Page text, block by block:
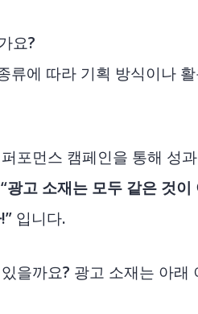
요?
류에 따라 기획 방식이나
포먼스 캠페인을 통해 성
“광고 소재는 모두 같은 것
입니다.
을까요? 광고 소재는 아래